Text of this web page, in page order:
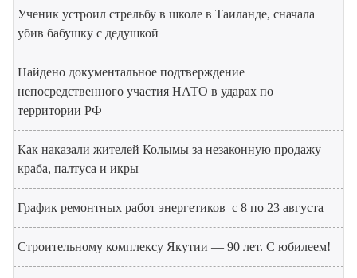
Ученик устроил стрельбу в школе в Таиланде, сначала
убив бабушку с дедушкой
Найдено документальное подтверждение
непосредственного участия НАТО в ударах по
территории РФ
Как наказали жителей Колымы за незаконную продажу
краба, палтуса и икры
График ремонтных работ энергетиков с 8 по 23 августа
Строительному комплексу Якутии — 90 лет. С юбилеем!